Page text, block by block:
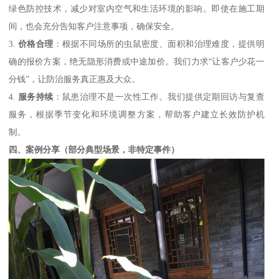
绿色防控技术，减少对室内空气和生活环境的影响。即使在施工期
间，也会充分告知客户注意事项，确保安全。
3. 价格合理 ：根据不同场所的虫鼠密度、面积和治理难度，提供明
确的报价方案，绝无隐形消费或中途加价。我们力求“让客户少花一
分钱”，让防治服务真正惠及大众。
4. 服务持续：鼠患治理不是一次性工作。我们提供定期回访与复查
服务，根据季节变化和环境调整方案，帮助客户建立长效防护机
制。
四、案例分享（部分典型场景，非特定事件）